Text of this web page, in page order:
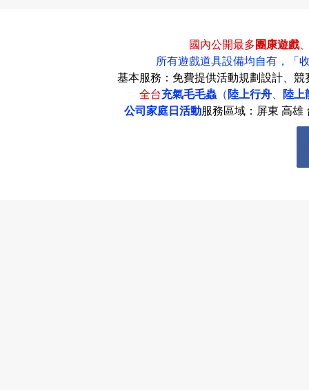
國內公開最多團康遊戲
所有遊戲道具設備均自有，
「
基本服務：免費提供活動規劃設計、
全台充氣毛毛蟲 （ 陸上行舟
陸上
公司家庭日活動服務區域：屏東 高雄